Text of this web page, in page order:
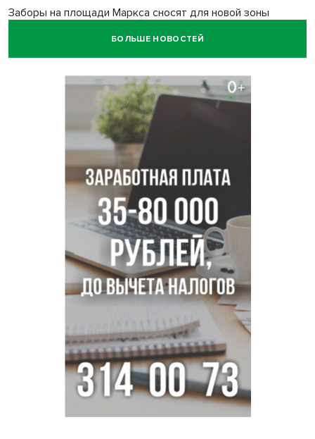
Заборы на площади Маркса сносят для новой зоны
Новосибирском водохранилище
Сибирские пенсионеры накопили в банках рекордные 4,2
Под Новосибирском суд наказал дачников за
дискриминацию с шлагбаумом
В Убинском живодер застрелил лабрадора гостей из
Новосибирска
БОЛЬШЕ НОВОСТЕЙ